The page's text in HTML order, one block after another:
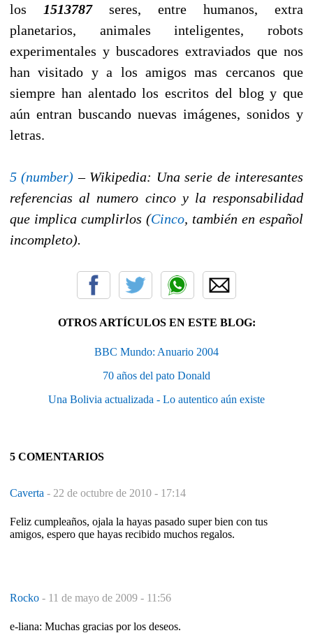
los 1513787seres, entre humanos, extra
planetarios, animales inteligentes, robots
experimentales y buscadores extraviados que nos
han visitado y a los amigos mas cercanos que
siempre han alentado los escritos del blog y que
aún entran buscando nuevas imágenes, sonidos y
letras.
5 (number) – Wikipedia: Una serie de interesantes
referencias al numero cinco y la responsabilidad
que implica cumplirlos (Cinco, también en español
incompleto).
OTROS ARTÍCULOS EN ESTE BLOG:
BBC Mundo: Anuario 2004
70 años del pato Donald
Una Bolivia actualizada - Lo autentico aún existe
5 COMENTARIOS
Caverta - 22 de octubre de 2010 - 17:14
Feliz cumpleaños, ojala la hayas pasado super bien con tus
amigos, espero que hayas recibido muchos regalos.
Rocko - 11 de mayo de 2009 - 11:56
e-liana: Muchas gracias por los deseos.